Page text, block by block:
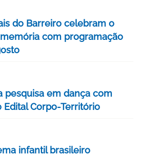
do Barreiro celebram o
com programação
pesquisa em dança com
Edital Corpo-Território
infantil brasileiro